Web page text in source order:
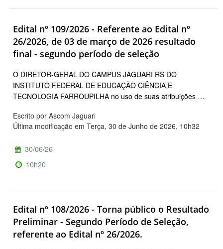
Edital nº 109/2026 - Referente ao Edital nº
26/2026, de 03 de março de 2026 resultado
final - segundo período de seleção
O DIRETOR-GERAL DO CAMPUS JAGUARI RS DO
INSTITUTO FEDERAL DE EDUCAÇÃO CIÊNCIA E
TECNOLOGIA FARROUPILHA no uso de suas atribuições …
Escrito por Ascom Jaguari
Última modificação em Terça, 30 de Junho de 2026, 10h32
30/06/26
10h20
Edital nº 108/2026 - Torna público o Resultado
Preliminar - Segundo Período de Seleção,
referente ao Edital nº 26/2026.